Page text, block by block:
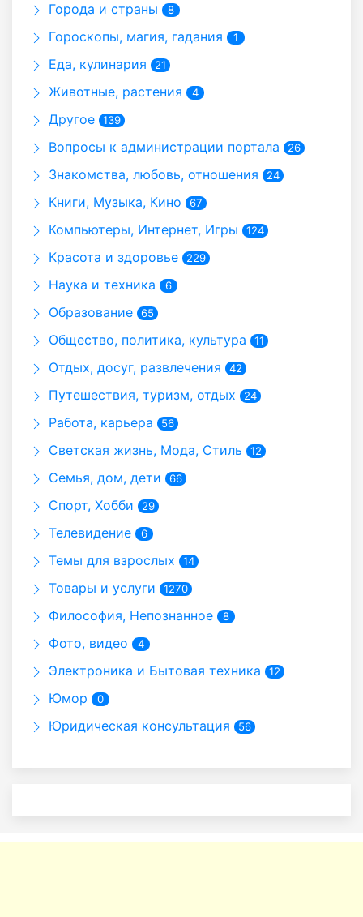
Города и страны 8
Гороскопы, магия, гадания 1
Еда, кулинария 21
Животные, растения 4
Другое 139
Вопросы к администрации портала 26
Знакомства, любовь, отношения 24
Книги, Музыка, Кино 67
Компьютеры, Интернет, Игры 124
Красота и здоровье 229
Наука и техника 6
Образование 65
Общество, политика, культура 11
Отдых, досуг, развлечения 42
Путешествия, туризм, отдых 24
Работа, карьера 56
Светская жизнь, Мода, Стиль 12
Семья, дом, дети 66
Спорт, Хобби 29
Телевидение 6
Темы для взрослых 14
Товары и услуги 1270
Философия, Непознанное 8
Фото, видео 4
Электроника и Бытовая техника 12
Юмор 0
Юридическая консультация 56